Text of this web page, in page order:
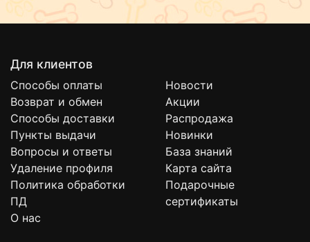
Для клиентов
Способы оплаты
Возврат и обмен
Способы доставки
Пункты выдачи
Вопросы и ответы
Удаление профиля
Политика обработки
ПД
О нас
Новости
Акции
Распродажа
Новинки
База знаний
Карта сайта
Подарочные
сертификаты